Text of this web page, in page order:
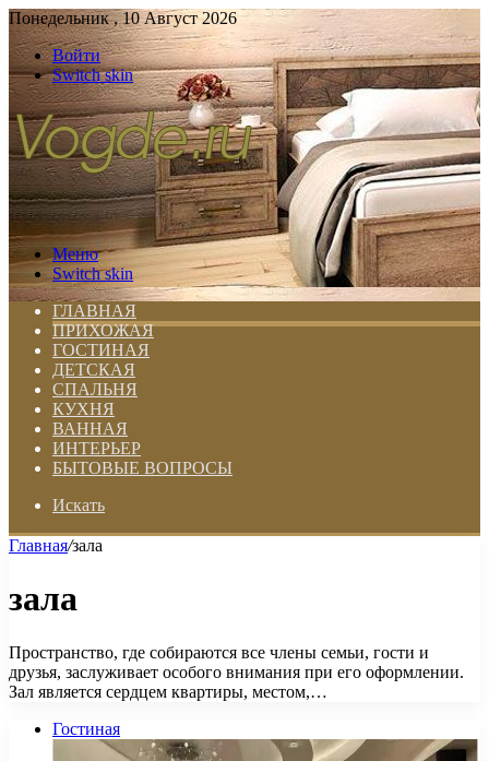
Понедельник , 10 Август 2026
Войти
Switch skin
Меню
Switch skin
ГЛАВНАЯ
ПРИХОЖАЯ
ГОСТИНАЯ
ДЕТСКАЯ
СПАЛЬНЯ
КУХНЯ
ВАННАЯ
ИНТЕРЬЕР
БЫТОВЫЕ ВОПРОСЫ
Искать
Главная/зала
зала
Пространство, где собираются все члены семьи, гости и
друзья, заслуживает особого внимания при его оформлении.
Зал является сердцем квартиры, местом,…
Гостиная